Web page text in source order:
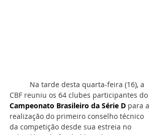
Na tarde desta quarta-feira (16), a
CBF reuniu os 64 clubes participantes do
Campeonato Brasileiro da Série D para a
realização do primeiro conselho técnico
da competição desde sua estreia no